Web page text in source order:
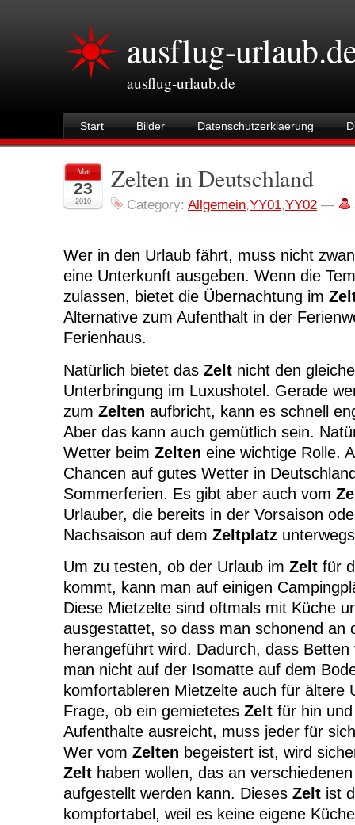
ausflug-
ausflug-urlaub.de
Start Bilder Datenschutzerklaerung
Mai
23
2010
Zelten in Deutschland
Category: Allgemein,YY01,YY02 —
Wer in den Urlaub fährt, muss nicht
eine Unterkunft ausgeben. Wenn die
zulassen, bietet die Übernachtung im
Alternative zum Aufenthalt in der
Ferienhaus.
Natürlich bietet das Zelt nicht den
Unterbringung im Luxushotel. Gerade
zum Zelten aufbricht, kann es schnell
Aber das kann auch gemütlich sein.
Wetter beim Zelten eine wichtige Rolle.
Chancen auf gutes Wetter in
Sommerferien. Es gibt aber auch vom
Urlauber, die bereits in der Vorsaison
Nachsaison auf dem Zeltplatz
Um zu testen, ob der Urlaub im Zelt für
kommt, kann man auf einigen
Diese Mietzelte sind oftmals mit Küche
ausgestattet, so dass man schonend an
herangeführt wird. Dadurch, dass
man nicht auf der Isomatte auf dem
komfortableren Mietzelte auch für ältere
Frage, ob ein gemietetes Zelt für hin
Aufenthalte ausreicht, muss jeder für
Wer vom Zelten begeistert ist, wird
Zelt haben wollen, das an
aufgestellt werden kann. Dieses Zelt ist
kompfortabel, weil es keine eigene